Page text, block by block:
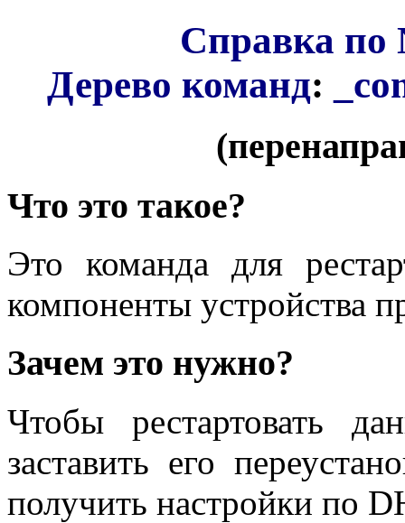
Справка по
Дерево команд:
Что это такое?
Это команда для
компоненты устройства
Зачем это нужно?
Чтобы рестартовать
заставить его
получить настройки по